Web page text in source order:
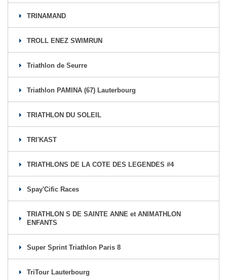
TRINAMAND
TROLL ENEZ SWIMRUN
Triathlon de Seurre
Triathlon PAMINA (67) Lauterbourg
TRIATHLON DU SOLEIL
TRI'KAST
TRIATHLONS DE LA COTE DES LEGENDES #4
Spay'Cific Races
TRIATHLON S DE SAINTE ANNE et ANIMATHLON
ENFANTS
Super Sprint Triathlon Paris 8
TriTour Lauterbourg